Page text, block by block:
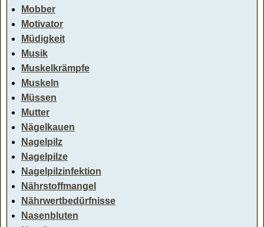
Mobber
Motivator
Müdigkeit
Musik
Muskelkrämpfe
Muskeln
Müssen
Mutter
Nägelkauen
Nagelpilz
Nagelpilze
Nagelpilzinfektion
Nährstoffmangel
Nährwertbedürfnisse
Nasenbluten